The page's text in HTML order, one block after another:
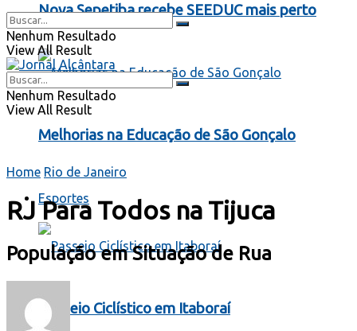
Nova Sepetiba recebe SEEDUC mais perto
Melhorias na Educação de São Gonçalo
Esportes
Passeio Ciclístico em Itaboraí
Nenhum Resultado
View All Result
Nenhum Resultado
View All Result
Home Rio de Janeiro
RJ Para Todos na Tijuca
População em Situação de Rua